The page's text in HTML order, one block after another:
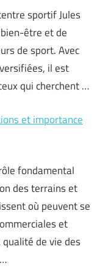
sportif Jules
être et de
de sport. Avec
il est
qui cherchent …
et importance
fondamental
des terrains et
où peuvent se
et
de vie des